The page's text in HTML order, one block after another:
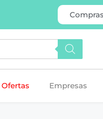
Ofertas Empresas